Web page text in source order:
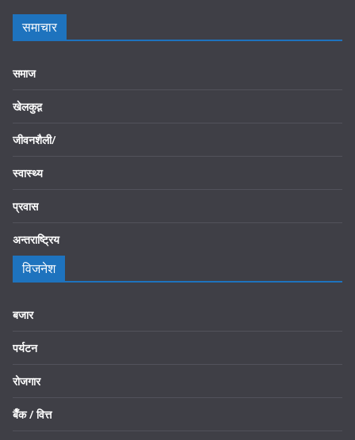
समाचार
समाज
खेलकुद़़
जीवनशैली/
स्वास्थ्य
प्रवास
अन्तराष्ट्रिय
विजनेश
बजार
पर्यटन
रोजगार
बैँक / वित्त